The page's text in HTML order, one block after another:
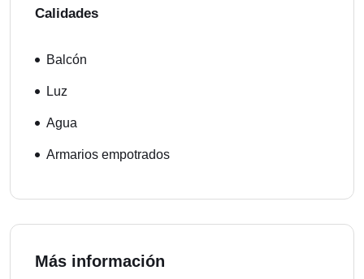
Calidades
Balcón
Luz
Agua
Armarios empotrados
Más información